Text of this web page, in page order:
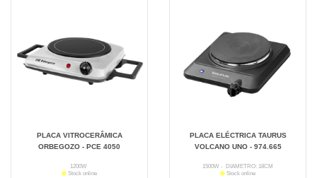
PLACA VITROCERÂMICA
ORBEGOZO - PCE 4050
1200W
Stock online
PLACA ELÉCTRICA TAURUS
VOLCANO UNO - 974.665
1500W - DIÂMETRO: 18CM
Stock online